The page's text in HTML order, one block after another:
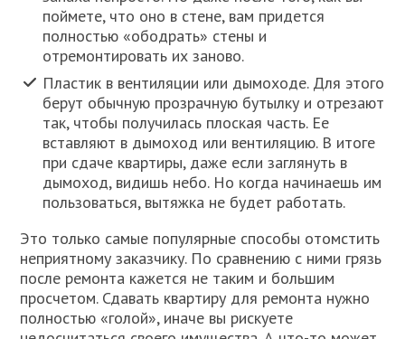
поймете, что оно в стене, вам придется
полностью «ободрать» стены и
отремонтировать их заново.
Пластик в вентиляции или дымоходе. Для этого
берут обычную прозрачную бутылку и отрезают
так, чтобы получилась плоская часть. Ее
вставляют в дымоход или вентиляцию. В итоге
при сдаче квартиры, даже если заглянуть в
дымоход, видишь небо. Но когда начинаешь им
пользоваться, вытяжка не будет работать.
Это только самые популярные способы отомстить
неприятному заказчику. По сравнению с ними грязь
после ремонта кажется не таким и большим
просчетом. Сдавать квартиру для ремонта нужно
полностью «голой», иначе вы рискуете